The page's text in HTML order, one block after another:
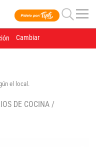
Cambiar
el local.
DE COCINA /